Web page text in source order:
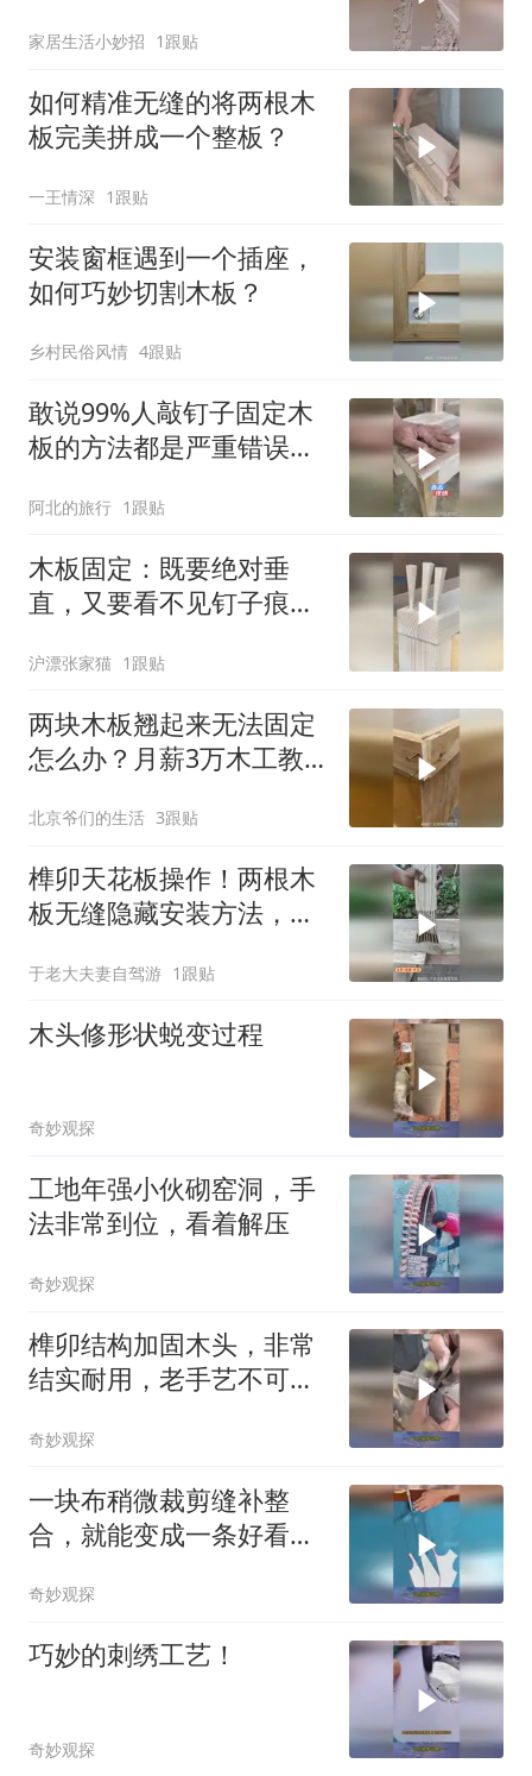
家居生活小妙招 1跟贴
如何精准无缝的将两根木
板完美拼成一个整板？
一王情深 1跟贴
安装窗框遇到一个插座，
如何巧妙切割木板？
乡村民俗风情 4跟贴
敢说99%人敲钉子固定木
板的方法都是严重错误
阿北的旅行 1跟贴
木板固定：既要绝对垂
直，又要看不见钉子痕？
沪漂张家猫 1跟贴
两块木板翘起来无法固定
怎么办？月薪3万木工教
北京爷们的生活 3跟贴
榫卯天花板操作！两根木
板无缝隐藏安装方法，学
于老大夫妻自驾游 1跟贴
木头修形状蜕变过程
奇妙观探
工地年强小伙砌窑洞，手
法非常到位，看着解压
奇妙观探
榫卯结构加固木头，非常
结实耐用，老手艺不可虚
奇妙观探
一块布稍微裁剪缝补整
合，就能变成一条好看的
但手不会！
奇妙观探
巧妙的刺绣工艺！
奇妙观探